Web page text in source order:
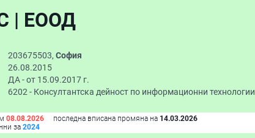
| ЕООД
203675503, София
26.08.2015
ДА - от 15.09.2017 г.
6202 - Консултантска дейност по информационни технологии
08.08.2026 последна вписана промяна на 14.03.2026
за 2024